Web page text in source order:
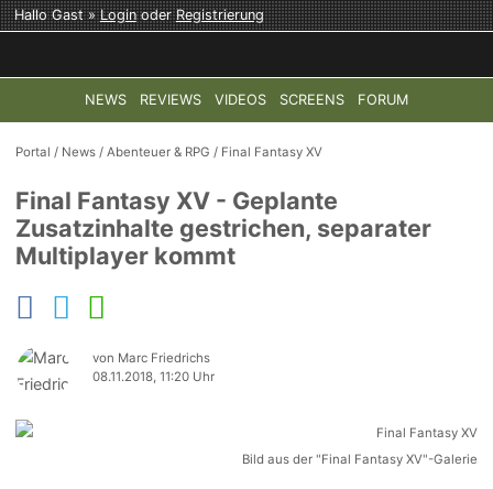
Hallo Gast »LoginoderRegistrierung
NEWS REVIEWS VIDEOS SCREENS FORUM
TOP-THEMEN: COD: MODERN WARFARE 4 HALO:
Portal / News /Abenteuer & RPG / Final Fantasy XV
Final Fantasy XV - Geplante
Zusatzinhalte gestrichen, separater
Multiplayer kommt
von Marc Friedrichs
08.11.2018, 11:20 Uhr
Bild aus der "Final Fantasy XV"-Galerie